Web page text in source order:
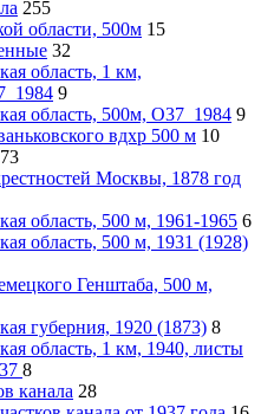
255
области, 500м 15
32
область, 1 км,
9
область, 500м, О37_1984 9
вдхр 500 м 10
73
Москвы, 1878 год
область, 500 м, 1961-1965 6
область, 500 м, 1931 (1928)
Генштаба, 500 м,
губерния, 1920 (1873) 8
область, 1 км, 1940, листы
8
канала 28